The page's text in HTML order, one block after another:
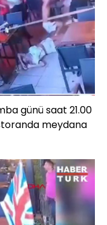
günü saat 21.00
meydana